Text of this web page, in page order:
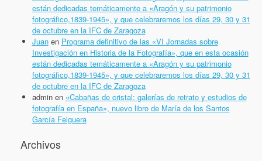
están dedicadas temáticamente a «Aragón y su patrimonio
fotográfico,1839-1945», y que celebraremos los días 29, 30 y 31
de octubre en la IFC de Zaragoza
Juanen Programa definitivo de las «VI Jornadas sobre
Investigación en Historia de la Fotografía», que en esta ocasión
están dedicadas temáticamente a «Aragón y su patrimonio
fotográfico,1839-1945», y que celebraremos los días 29, 30 y 31
de octubre en la IFC de Zaragoza
adminen «Cabañas de cristal: galerías de retrato y estudios de
fotografía en España», nuevo libro de María de los Santos
García Felguera
Archivos